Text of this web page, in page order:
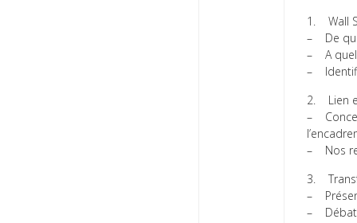
1. Wall
– De
– A
–
2. Lien
–
– Nos
3.
–
– Débat